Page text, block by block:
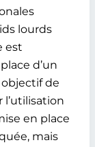
lourds
est
d’un
de
l’utilisation
en place
mais